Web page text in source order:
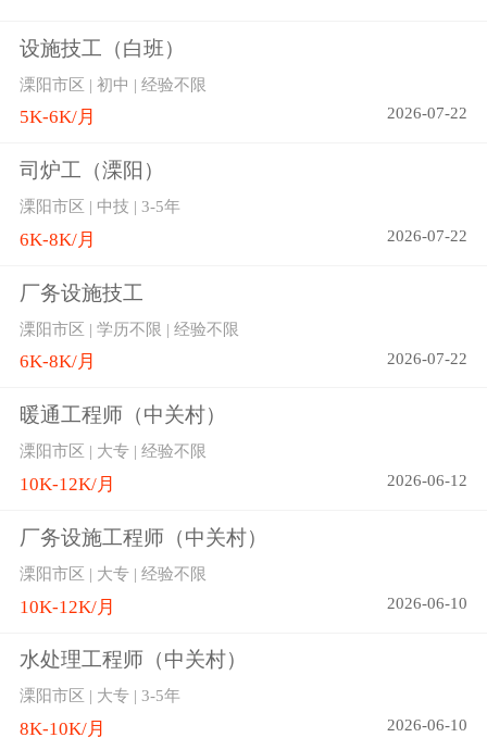
我们与您一起开发创新的现场服务来确保并加强您
的核心竞争力，助您领先。
设施技工（白班）
溧阳市区 | 初中 | 经验不限
5K-6K/月 2026-07-22
司炉工（溧阳）
溧阳市区 | 中技 | 3-5年
6K-8K/月 2026-07-22
厂务设施技工
溧阳市区 | 学历不限 | 经验不限
6K-8K/月 2026-07-22
暖通工程师（中关村）
溧阳市区 | 大专 | 经验不限
10K-12K/月 2026-06-12
厂务设施工程师（中关村）
溧阳市区 | 大专 | 经验不限
10K-12K/月 2026-06-10
水处理工程师（中关村）
溧阳市区 | 大专 | 3-5年
8K-10K/月 2026-06-10